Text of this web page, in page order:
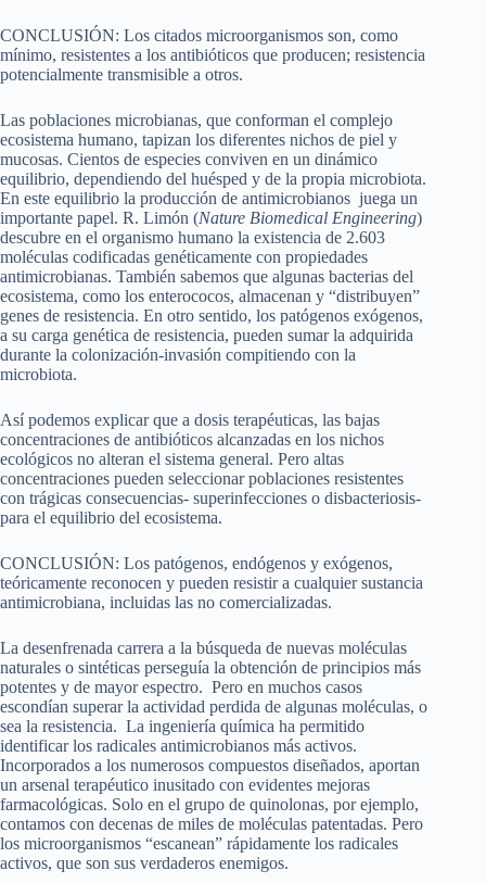
CONCLUSIÓN: Los citados microorganismos son, como
mínimo, resistentes a los antibióticos que producen; resistencia
potencialmente transmisible a otros.
Las poblaciones microbianas, que conforman el complejo
ecosistema humano, tapizan los diferentes nichos de piel y
mucosas. Cientos de especies conviven en un dinámico
equilibrio, dependiendo del huésped y de la propia microbiota.
En este equilibrio la producción de antimicrobianos juega un
importante papel. R. Limón (Nature Biomedical Engineering)
descubre en el organismo humano la existencia de 2.603
moléculas codificadas genéticamente con propiedades
antimicrobianas. También sabemos que algunas bacterias del
ecosistema, como los enterococos, almacenan y “distribuyen”
genes de resistencia. En otro sentido, los patógenos exógenos,
a su carga genética de resistencia, pueden sumar la adquirida
durante la colonización-invasión compitiendo con la
microbiota.
Así podemos explicar que a dosis terapéuticas, las bajas
concentraciones de antibióticos alcanzadas en los nichos
ecológicos no alteran el sistema general. Pero altas
concentraciones pueden seleccionar poblaciones resistentes
con trágicas consecuencias- superinfecciones o disbacteriosis-
para el equilibrio del ecosistema.
CONCLUSIÓN: Los patógenos, endógenos y exógenos,
teóricamente reconocen y pueden resistir a cualquier sustancia
antimicrobiana, incluidas las no comercializadas.
La desenfrenada carrera a la búsqueda de nuevas moléculas
naturales o sintéticas perseguía la obtención de principios más
potentes y de mayor espectro. Pero en muchos casos
escondían superar la actividad perdida de algunas moléculas, o
sea la resistencia. La ingeniería química ha permitido
identificar los radicales antimicrobianos más activos.
Incorporados a los numerosos compuestos diseñados, aportan
un arsenal terapéutico inusitado con evidentes mejoras
farmacológicas. Solo en el grupo de quinolonas, por ejemplo,
contamos con decenas de miles de moléculas patentadas. Pero
los microorganismos “escanean” rápidamente los radicales
activos, que son sus verdaderos enemigos.